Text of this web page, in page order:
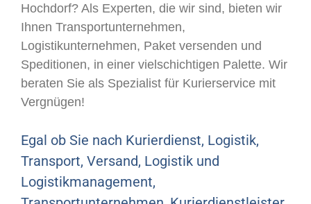
Hochdorf? Als Experten, die wir sind, bieten wir
Ihnen Transportunternehmen,
Logistikunternehmen, Paket versenden und
Speditionen, in einer vielschichtigen Palette. Wir
beraten Sie als Spezialist für Kurierservice mit
Vergnügen!
Egal ob Sie nach Kurierdienst, Logistik,
Transport, Versand, Logistik und
Logistikmanagement,